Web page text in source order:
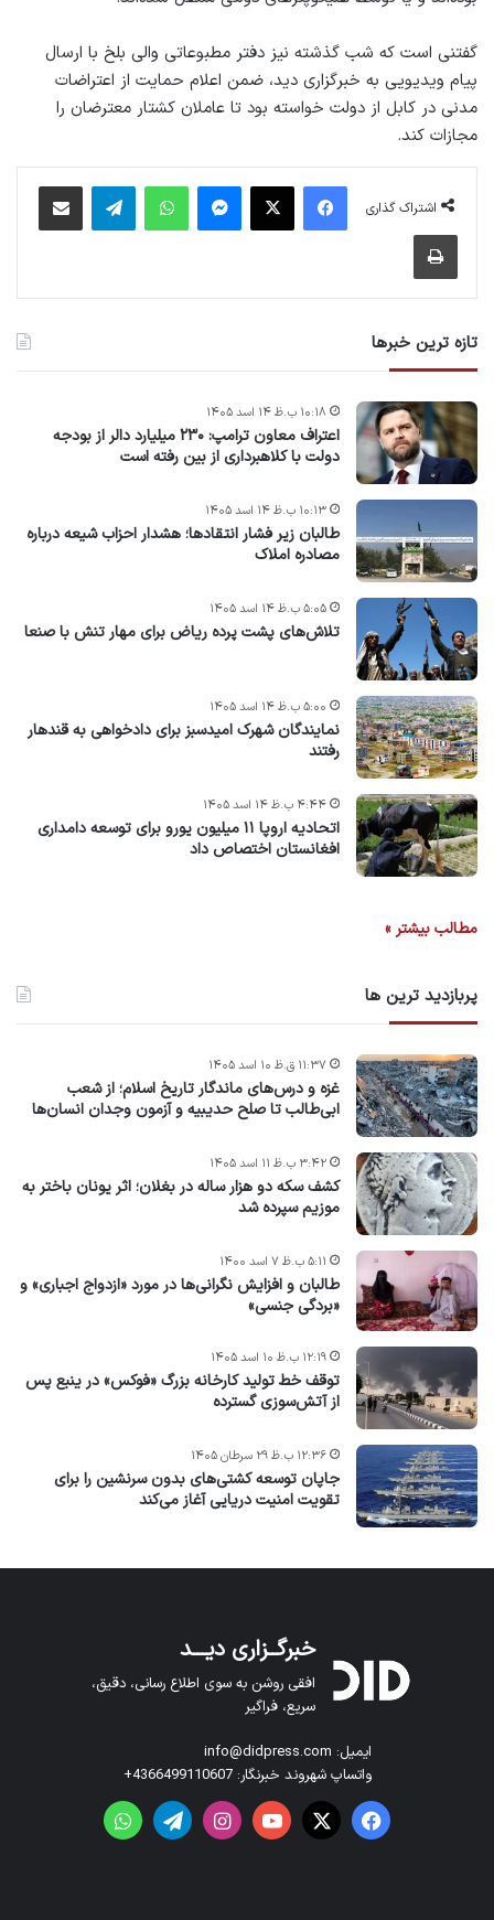
گفتنی است که شب گذشته نیز دفتر مطبوعاتی والی بلخ با ارسال
پیام ویدیویی به خبرگزاری دید، ضمن اعلام حمایت از اعتراضات
مدنی در کابل از دولت خواسته بود تا عاملان کشتار معترضان را
مجازات کند.
اشتراک گذاری
فیس بوک پیام رسان واتس آپ
تازه ترین خبرها
اعتراف معاون ترامپ: ۲۳۰ میلیارد دالر از بودجه
دولت با کلاهبرداری از بین رفته است
۱۰:۱۸ ب.ظ ۱۴ اسد ۱۴۰۵
طالبان زیر فشار انتقادها؛ هشدار احزاب شیعه درباره
مصادره‌ املاک
۱۰:۱۳ ب.ظ ۱۴ اسد ۱۴۰۵
تلاش‌های پشت ‌پرده ریاض برای مهار تنش با صنعا
۵:۰۵ ب.ظ ۱۴ اسد ۱۴۰۵
نمایندگان شهرک امید‌سبز برای دادخواهی به قندهار
رفتند
۵:۰۰ ب.ظ ۱۴ اسد ۱۴۰۵
اتحادیه اروپا ۱۱ میلیون یورو برای توسعه دامداری
افغانستان اختصاص داد
۴:۴۴ ب.ظ ۱۴ اسد ۱۴۰۵
مطالب بیشتر »
پربازدید ترین ها
غزه و درس‌های ماندگار تاریخ اسلام؛ از شعب
ابی‌طالب تا صلح حدیبیه و آزمون وجدان انسان‌ها
۱۱:۳۷ ق.ظ ۱۰ اسد ۱۴۰۵
کشف سکه دو هزار ساله در بغلان؛ اثر یونان باختر به
موزیم سپرده شد
۳:۴۲ ب.ظ ۱۱ اسد ۱۴۰۵
طالبان و افزایش نگرانی‌ها در مورد «ازدواج اجباری» و
«بردگی جنسی»
۵:۱۱ ب.ظ ۷ اسد ۱۴۰۰
توقف خط تولید کارخانه بزرگ «فوکس» در ینبع پس
از آتش‌سوزی گسترده
۱۲:۱۹ ب.ظ ۱۰ اسد ۱۴۰۵
جاپان توسعه کشتی‌های بدون سرنشین را برای
تقویت امنیت دریایی آغاز می‌کند
۱۲:۳۶ ب.ظ ۲۹ سرطان ۱۴۰۵
خبرگــزاری دیـــد
افقی روشن به سوی اطلاع رسانی، دقیق،
سریع، فراگیر
ایمیل: info@didpress.com
واتساپ شهروند خبرنگار: 4366499110607+
فیس بوک X یوتیوباینستاگرامتلگرامواتس آپ